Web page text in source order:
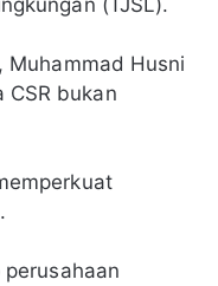
(TJSL).
Muhammad Husni
CSR bukan